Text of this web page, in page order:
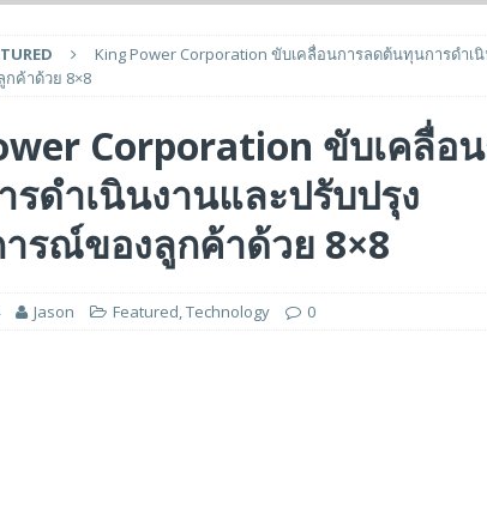
มระบบแล้ว
FEATURED
รางวัล ‘Best of Show’ ในงาน FMS: the Future of Memory and Storage
ร์ม HCM ใหม่ที่ขับเคลื่อนด้วย AI ตั้งแต่เริ่มต้น
FEATURED
นดอลลาร์สหรัฐ เพื่อสร้างโมเดลใหม่สำหรับบริการระดับมืออาชีพ
King Power Corporation ขับเคลื่อนการลดต้นทุนการดำเ
ค้าด้วย 8×8
Corporation ขับเคลื่อ
ดำเนินงานและปรับปรุง
รณ์ของลูกค้าด้วย 8×8
Jason Featured,Technology 0